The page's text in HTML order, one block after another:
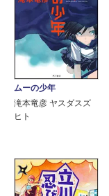
ムーの少年
滝本竜彦 ヤスダスズ
ヒト